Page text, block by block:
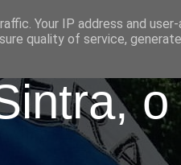
o
Your IP address and
quality of service,